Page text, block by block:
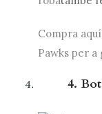
Compra
Pawks per a
4.